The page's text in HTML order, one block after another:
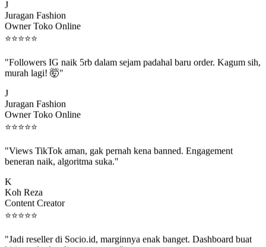
Juragan Fashion
Owner Toko Online
⭐⭐⭐⭐⭐
murah lagi! 🤯"
Juragan Fashion
Owner Toko Online
⭐⭐⭐⭐⭐
beneran naik, algoritma suka."
Koh Reza
Content Creator
⭐⭐⭐⭐⭐
kirim order ke client gampang."